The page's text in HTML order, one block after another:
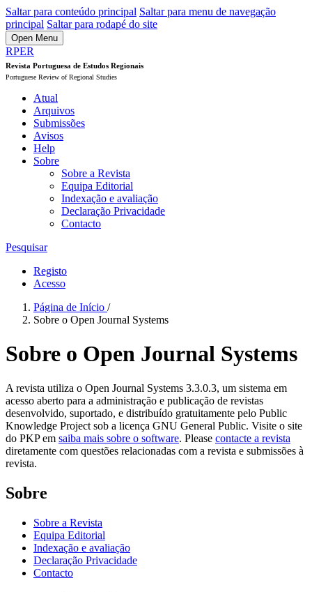
Saltar para conteúdo principal Saltar para menu de navegação
principal Saltar para rodapé do site
Open Menu
RPER
Revista Portuguesa de Estudos Regionais
Portuguese Review of Regional Studies
Atual
Arquivos
Submissões
Avisos
Help
Sobre
Sobre a Revista
Equipa Editorial
Indexação e avaliação
Declaração Privacidade
Contacto
Pesquisar
Registo
Acesso
Página de Início /
Sobre o Open Journal Systems
Sobre o Open Journal Systems
A revista utiliza o Open Journal Systems 3.3.0.3, um sistema em
acesso aberto para a administração e publicação de revistas
desenvolvido, suportado, e distribuído gratuitamente pelo Public
Knowledge Project sob a licença GNU General Public. Visite o site
do PKP em saiba mais sobre o software. Please contacte a revista
diretamente com questões relacionadas com a revista e submissões à
revista.
Sobre
Sobre a Revista
Equipa Editorial
Indexação e avaliação
Declaração Privacidade
Contacto